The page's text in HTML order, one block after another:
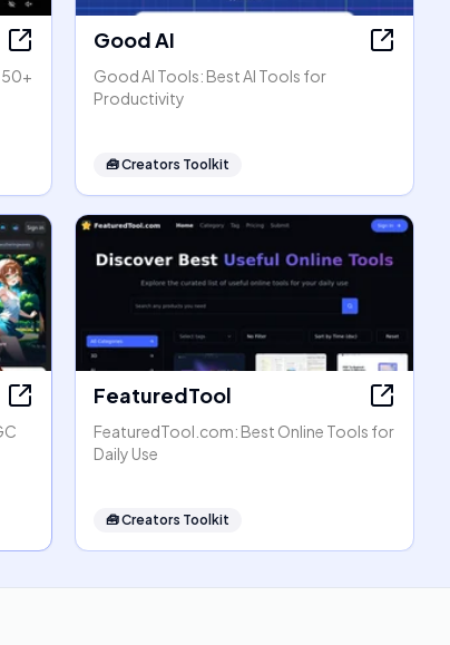
50+
Good AI
Good AI Tools: Best AI Tools for
Productivity
🧰Creators Toolkit
FeaturedTool
FeaturedTool.com: Best Online Tools for
Daily Use
🧰Creators Toolkit